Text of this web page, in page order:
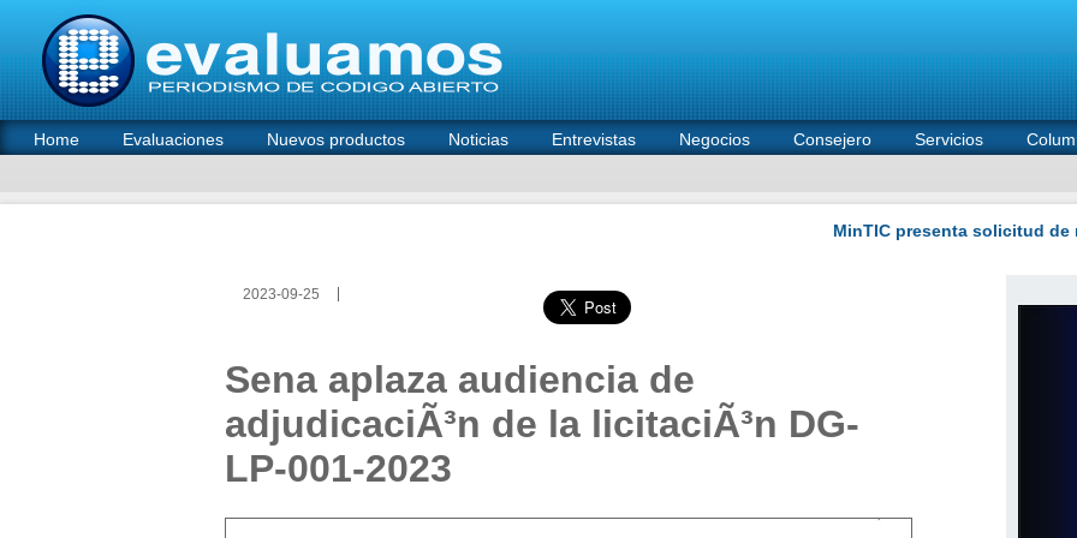
Home Evaluaciones Nuevos productos Noticias Entrevistas Negocios Consejero Servicios
2023-09-25
Sena aplaza audiencia de
adjudicaciÃ³n de la licitaciÃ³n DG-
LP-001-2023